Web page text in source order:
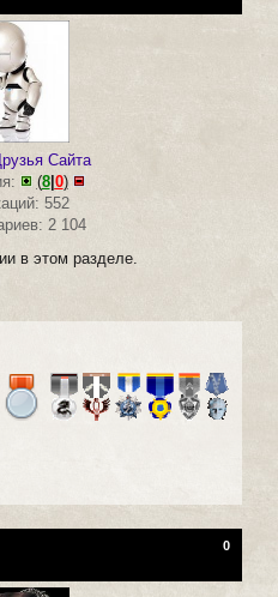
Сайта
(8| 0)
552
2 104
в этом разделе.
0